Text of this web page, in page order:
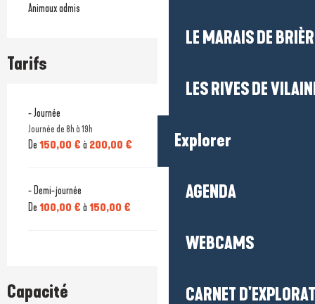
LE MARAIS DE
LES RIVES DE
Explorer
AGENDA
WEBCAMS
CARNET
Animaux admis
Tarifs
- Journée
Journée de 8h à 19h
De 150,00 € à 200,00 €
- Demi-journée
De 100,00 € à 150,00 €
Capacité